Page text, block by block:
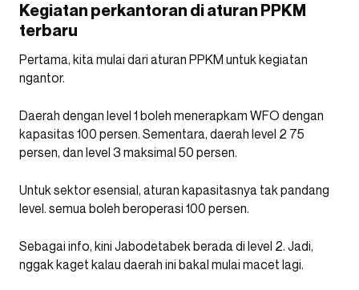
Kegiatan perkantoran di aturan PPKM
terbaru
Pertama, kita mulai dari aturan PPKM untuk kegiatan
ngantor.
Daerah dengan level 1 boleh menerapkam WFO dengan
kapasitas 100 persen. Sementara, daerah level 2 75
persen, dan level 3 maksimal 50 persen.
Untuk sektor esensial, aturan kapasitasnya tak pandang
level. semua boleh beroperasi 100 persen.
Sebagai info, kini Jabodetabek berada di level 2. Jadi,
nggak kaget kalau daerah ini bakal mulai macet lagi.